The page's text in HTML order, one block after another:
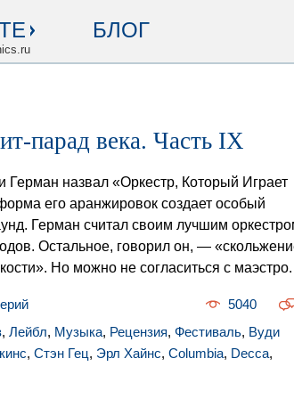
БЛОГ
парад века. Часть IX
Герман назвал «Оркестр, Который Играет
его аранжировок создает особый
Герман считал своим лучшим
Остальное, говорил он, —
Но можно не согласиться с маэстро.
5040
, Лейбл, Музыка, Рецензия, Фестиваль, Вуди
, Стэн Гец, Эрл Хайнс, Columbia, Decca,